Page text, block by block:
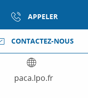
APPELER
CONTACTEZ-NOUS
paca.lpo.fr